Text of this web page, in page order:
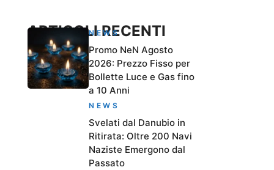
ARTICOLI RECENTI
NEWS
Promo NeN Agosto
2026: Prezzo Fisso per
Bollette Luce e Gas fino
a 10 Anni
NEWS
Svelati dal Danubio in
Ritirata: Oltre 200 Navi
Naziste Emergono dal
Passato